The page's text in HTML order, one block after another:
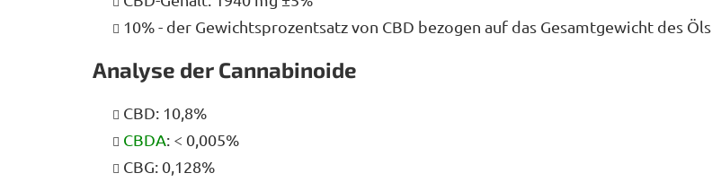
10% - der Gewichtsprozentsatz von CBD bezogen auf das Gesamtgewicht des Öls
Analyse der Cannabinoide
CBD: 10,8%
CBDA: < 0,005%
CBG: 0,128%